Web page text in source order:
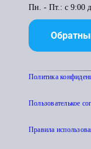
Пн. - Пт.: с 9:00
Политика
Пользователькое
Правила